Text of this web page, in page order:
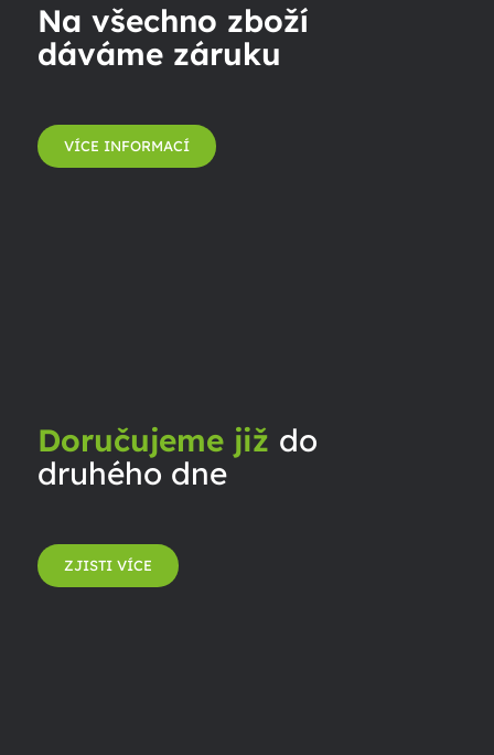
Na všechno zboží
dáváme záruku
VÍCE INFORMACÍ
Doručujeme již do
druhého dne
ZJISTI VÍCE